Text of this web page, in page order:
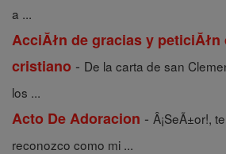
a ...
AcciĂłn de gracias y peticiĂłn
cristiano - De la carta de san
los ...
Acto De Adoracion - Â¡SeÃ±or!,
reconozco como mi ...